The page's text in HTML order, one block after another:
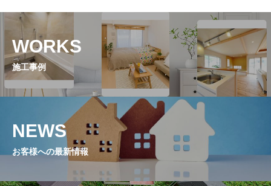
WORKS
施工事例
NEWS
お客様への最新情報